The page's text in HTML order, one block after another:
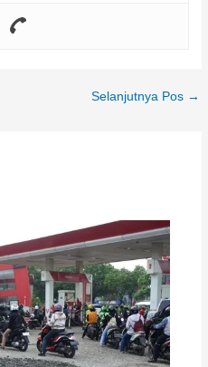
Selanjutnya Pos →